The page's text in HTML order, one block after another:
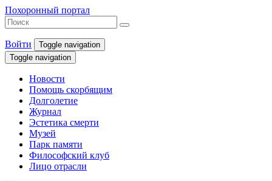
Похоронный портал
Войти
Toggle navigation
Toggle navigation
Новости
Помощь скорбящим
Долголетие
Журнал
Эстетика смерти
Музей
Парк памяти
Философский клуб
Лицо отрасли